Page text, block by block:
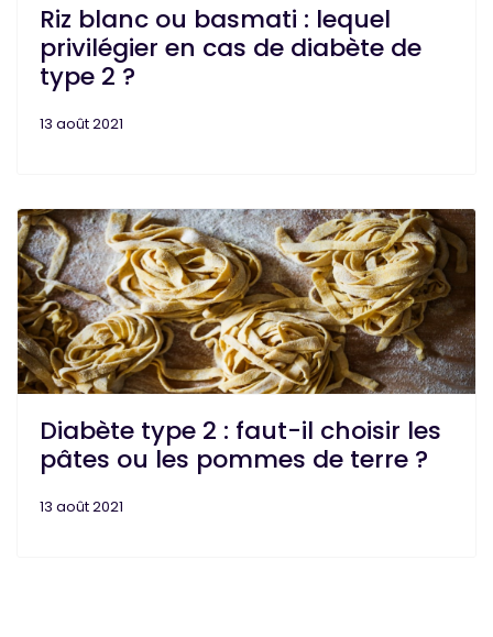
Riz blanc ou basmati : lequel
privilégier en cas de diabète de
type 2 ?
13 août 2021
Diabète type 2 : faut-il choisir les
pâtes ou les pommes de terre ?
13 août 2021